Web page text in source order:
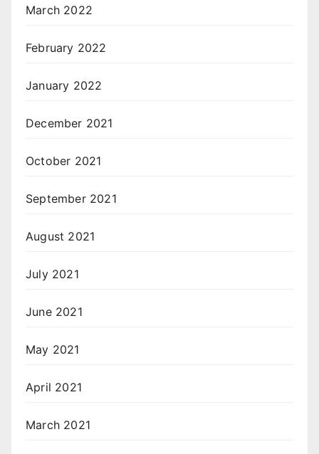
March 2022
February 2022
January 2022
December 2021
October 2021
September 2021
August 2021
July 2021
June 2021
May 2021
April 2021
March 2021